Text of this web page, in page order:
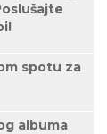
spotu za
albuma